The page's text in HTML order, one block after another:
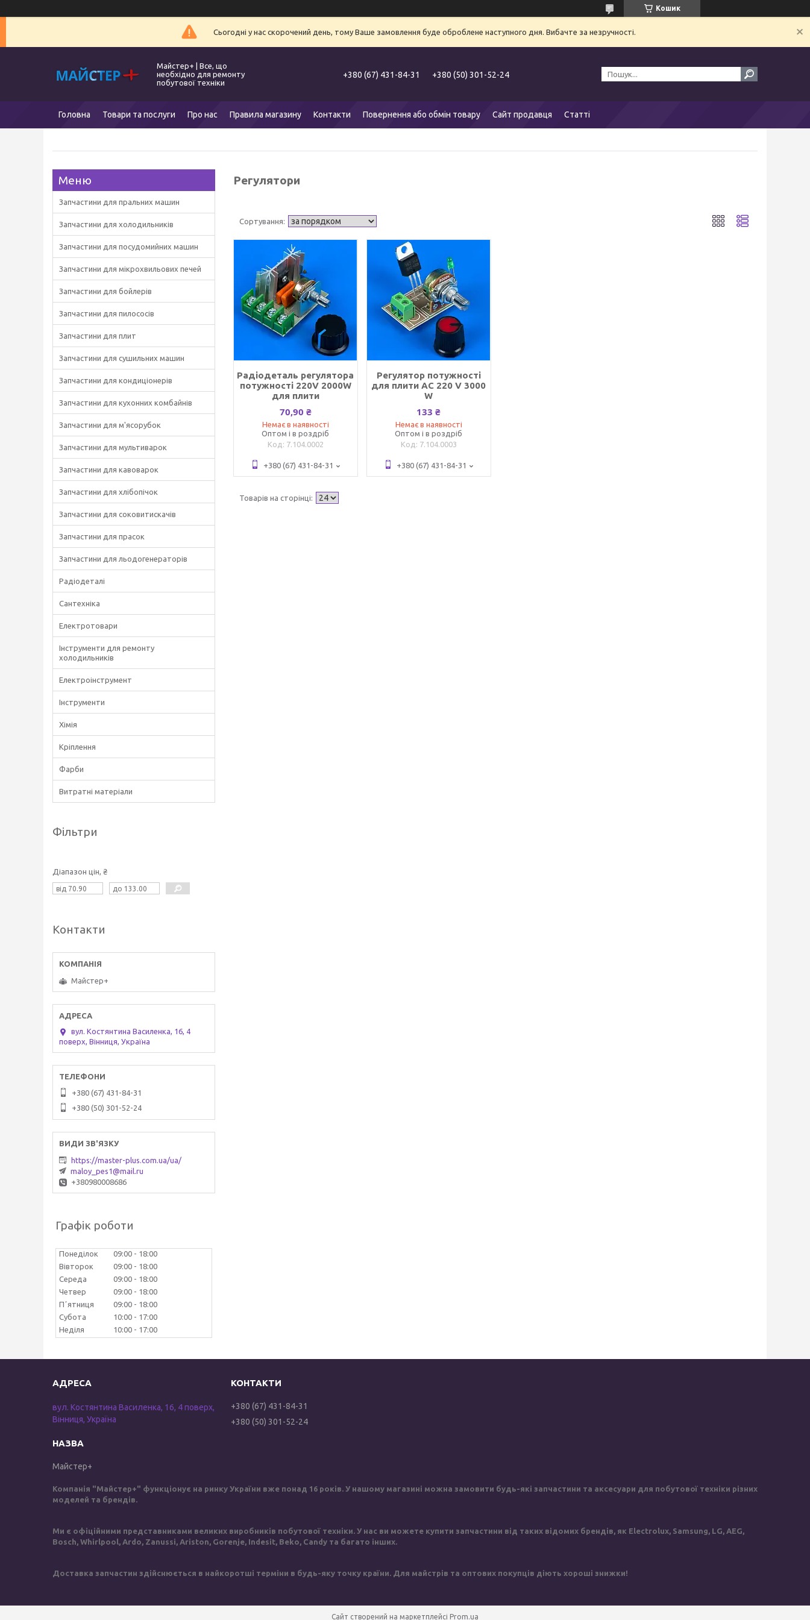
Кошик
Сьогодні у нас скорочений день, тому Ваше замовлення буде оброблене наступного дня. Вибачте за незручності.
Майстер+ | Все, що
необхідно для ремонту
побутової техніки
+380 (67) 431-84-31 +380 (50) 301-52-24
Головна Товари та послуги Про нас Правила магазину Контакти Повернення або обмін товару Сайт продавця Статті
Регулятори
Радіодеталь регулятора
потужності 220V 2000W
для плити
70,90 ₴
Немає в наявності
Оптом і в роздріб
7.104.0002
+380 (67) 431-84-31
Регулятор потужності
для плити AC 220 V 3000
W
133 ₴
Немає в наявності
Оптом і в роздріб
7.104.0003
+380 (67) 431-84-31
Запчастини для пральних машин
Запчастини для холодильників
Запчастини для посудомийних машин
Запчастини для мікрохвильових печей
Запчастини для бойлерів
Запчастини для пилососів
Запчастини для плит
Запчастини для сушильних машин
Запчастини для кондиціонерів
Запчастини для кухонних комбайнів
Запчастини для м'ясорубок
Запчастини для мультиварок
Запчастини для кавоварок
Запчастини для хлібопічок
Запчастини для соковитискачів
Запчастини для прасок
Запчастини для льодогенераторів
Радіодеталі
Сантехніка
Електротовари
Інструменти для ремонту
холодильників
Електроінструмент
Інструменти
Хімія
Кріплення
Фарби
Витратні матеріали
Фільтри
Діапазон цін, ₴
Контакти
Майстер+
вул. Костянтина Василенка, 16, 4
поверх, Вінниця, Україна
+380 (67) 431-84-31
+380 (50) 301-52-24
https://master-plus.com.ua/ua/
maloy_pes1@mail.ru
+380980008686
Графік роботи
Понеділок 09:00
18:00
Вівторок
09:00
18:00
Середа
09:00
18:00
Четвер
09:00
18:00
Пʼятниця
09:00
18:00
Субота
10:00
17:00
Неділя
10:00 17:00
вул. Костянтина Василенка, 16, 4 поверх,
Вінниця, Україна
Майстер+
+380 (67) 431-84-31
+380 (50) 301-52-24
Компанія "Майстер+" функціонує на ринку України вже понад 16 років. У нашому магазині можна замовити будь-які запчастини та аксесуари для побутової техніки різних
моделей та брендів.
Ми є офіційними представниками великих виробників побутової техніки. У нас ви можете купити запчастини від таких відомих брендів, як Electrolux, Samsung, LG, AEG,
Bosch, Whirlpool, Ardo, Zanussi, Ariston, Gorenje, Indesit, Beko, Candy та багато інших.
Доставка запчастин здійснюється в найкоротші терміни в будь-яку точку країни. Для майстрів та оптових покупців діють хороші знижки!
Сайт створений на маркетплейсі Prom.ua